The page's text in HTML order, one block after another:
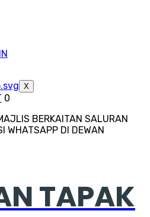
X
0
BERKAITAN SALURAN
WHATSAPP DI DEWAN
TAPAK